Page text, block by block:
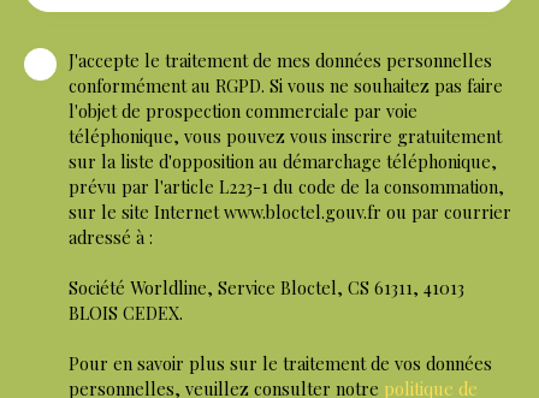
J'accepte le traitement de mes données personnelles
conformément au RGPD. Si vous ne souhaitez pas faire
l'objet de prospection commerciale par voie
téléphonique, vous pouvez vous inscrire gratuitement
sur la liste d'opposition au démarchage téléphonique,
prévu par l'article L223-1 du code de la consommation,
sur le site Internet www.bloctel.gouv.fr ou par courrier
adressé à :
Société Worldline, Service Bloctel, CS 61311, 41013
BLOIS CEDEX.
Pour en savoir plus sur le traitement de vos données
personnelles, veuillez consulter notre politique de